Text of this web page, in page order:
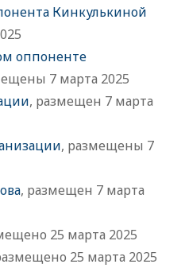
Кинкулькиной
оппоненте
7 марта 2025
, размещен 7 марта
, размещены 7
, размещен 7 марта
25 марта 2025
25 марта 2025